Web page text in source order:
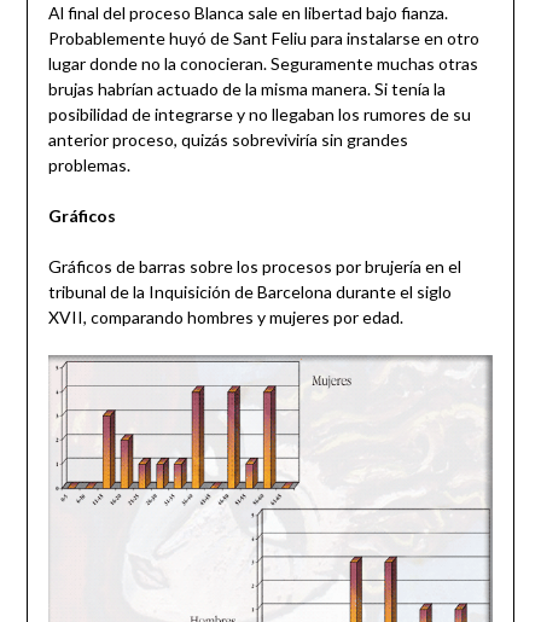
Al final del proceso Blanca sale en libertad bajo fianza.
Probablemente huyó de Sant Feliu para instalarse en otro
lugar donde no la conocieran. Seguramente muchas otras
brujas habrían actuado de la misma manera. Si tenía la
posibilidad de integrarse y no llegaban los rumores de su
anterior proceso, quizás sobreviviría sin grandes
problemas.
Gráficos
Gráficos de barras sobre los procesos por brujería en el
tribunal de la Inquisición de Barcelona durante el siglo
XVII, comparando hombres y mujeres por edad.